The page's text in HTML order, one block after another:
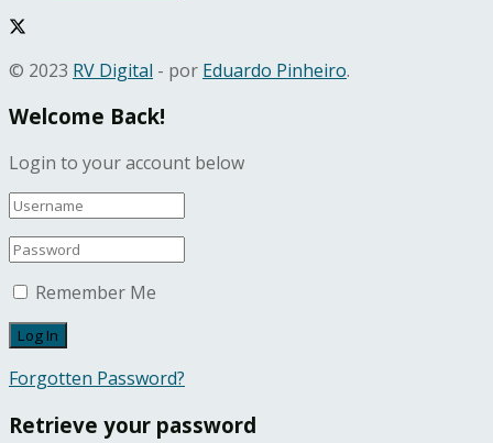
© 2023 RV Digital - por Eduardo Pinheiro.
Welcome Back!
Login to your account below
Remember Me
Forgotten Password?
Retrieve your password